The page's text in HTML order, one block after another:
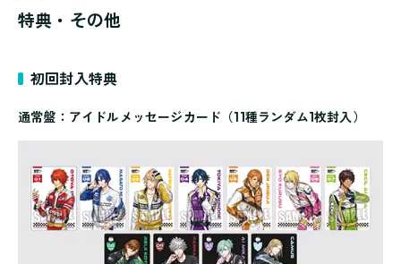
特典・その他
初回封入特典
通常盤：アイドルメッセージカード（11種ランダム1枚封入）